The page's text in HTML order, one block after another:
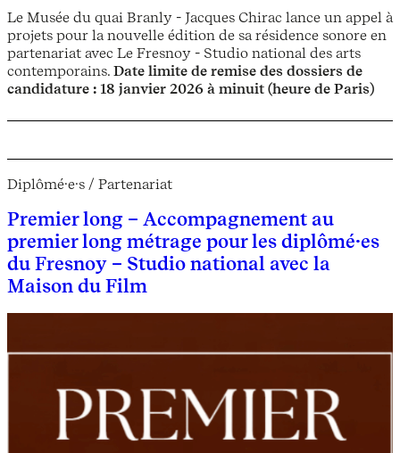
Le Musée du quai Branly - Jacques Chirac lance un appel à
projets pour la nouvelle édition de sa résidence sonore en
partenariat avec Le Fresnoy - Studio national des arts
contemporains. Date limite de remise des dossiers de
candidature : 18 janvier 2026 à minuit (heure de Paris)
Diplômé·e·s / Partenariat
Premier long – Accompagnement au
premier long métrage pour les diplômé·es
du Fresnoy – Studio national avec la
Maison du Film